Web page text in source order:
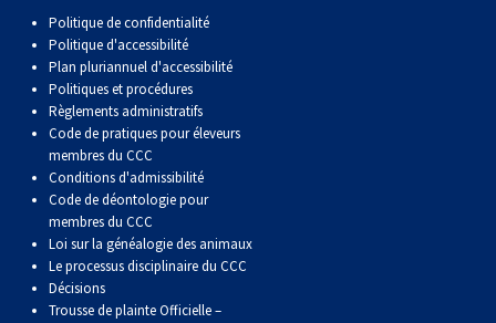
Corgi gallois (Cardigan)
Corgi gallois (Pembroke)
Pumi
Lapphund suédois
Rhodesian ridgeback
Lévrier persan
Shikoku
Whippet
Chien nu du Pérou (Perro Sin Pelo Del Peru)
Épagneul des champs
Épagneul français
Épagneul d’eau irlandais
Épagneul Sussex
Épagneul springer gallois
Terrier wheaten à poil doux
Bull terrier du Staffordshire
Terrier gallois
Terrier blanc du West Highland
Mâtin napolitain
Terre-Neuve
Chien d’eau portugais
Rottweiler
Samoyède
Politique de confidentialité
Politique d'accessibilité
Plan pluriannuel d'accessibilité
Politiques et procédures
Règlements administratifs
Code de pratiques pour éleveurs
membres du CCC
Conditions d'admissibilité
Code de déontologie pour
membres du CCC
Loi sur la généalogie des animaux
Le processus disciplinaire du CCC
Décisions
Trousse de plainte Officielle –